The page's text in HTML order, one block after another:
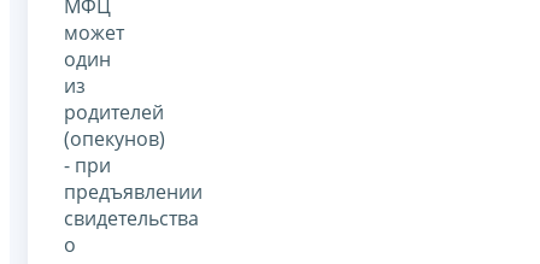
МФЦ
может
один
из
родителей
(опекунов)
- при
предъявлении
свидетельства
о